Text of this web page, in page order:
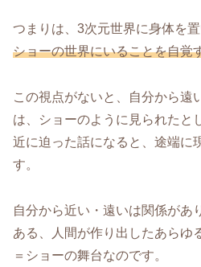
つまりは、3次元世界に身体を置
ショーの世界にいることを自覚
この視点がないと、自分から遠
は、ショーのように見られたと
近に迫った話になると、途端に
す。
自分から近い・遠いは関係があ
ある、人間が作り出したあらゆ
＝ショーの舞台なのです。